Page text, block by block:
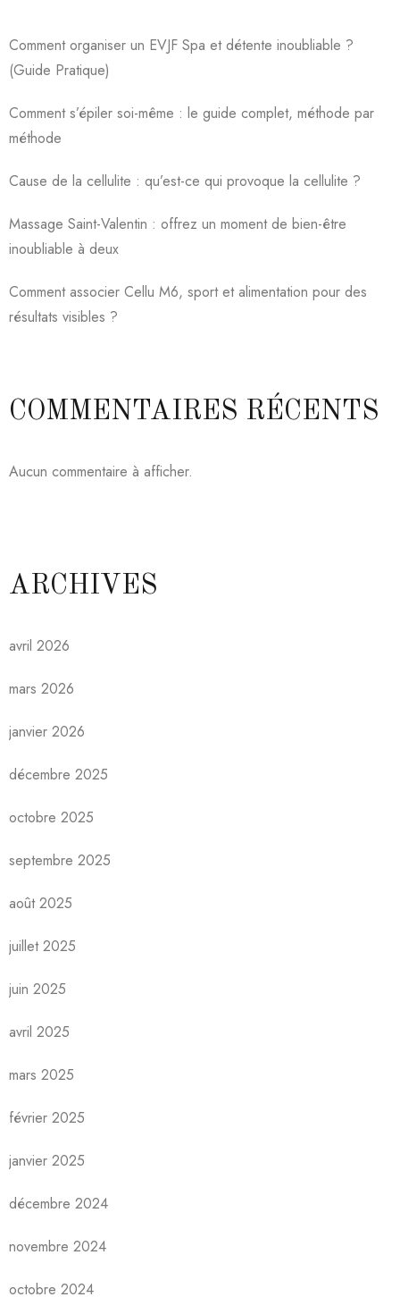
Comment organiser un EVJF Spa et détente inoubliable ?
(Guide Pratique)
Comment s’épiler soi-même : le guide complet, méthode par
méthode
Cause de la cellulite : qu’est-ce qui provoque la cellulite ?
Massage Saint-Valentin : offrez un moment de bien-être
inoubliable à deux
Comment associer Cellu M6, sport et alimentation pour des
résultats visibles ?
COMMENTAIRES RÉCENTS
Aucun commentaire à afficher.
ARCHIVES
avril 2026
mars 2026
janvier 2026
décembre 2025
octobre 2025
septembre 2025
août 2025
juillet 2025
juin 2025
avril 2025
mars 2025
février 2025
janvier 2025
décembre 2024
novembre 2024
octobre 2024